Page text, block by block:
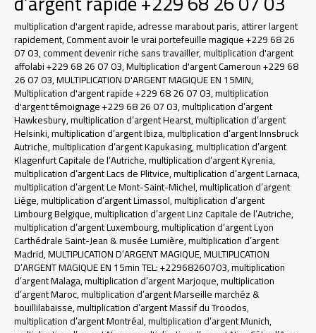
multiplication d'argent rapide,adresse marabout paris,attirer largent
rapidement,Comment avoir le vrai portefeuille magique +229 68 26
07 03,comment devenir riche sans travailler,multiplication d'argent
affolabi +229 68 26 07 03,Multiplication d'argent Cameroun +229 68
26 07 03,MULTIPLICATION D'ARGENT MAGIQUE EN 15MIN,
Multiplication d'argent rapide +229 68 26 07 03,multiplication
d'argent témoignage +229 68 26 07 03,multiplication d’argent
Hawkesbury,multiplication d’argent Hearst,multiplication d’argent
Helsinki,multiplication d’argent Ibiza,multiplication d’argent Innsbruck
Autriche,multiplication d’argent Kapukasing,multiplication d’argent
Klagenfurt Capitale de l’Autriche,multiplication d’argent Kyrenia,
multiplication d’argent Lacs de Plitvice,multiplication d’argent Larnaca,
multiplication d’argent Le Mont-Saint-Michel,multiplication d’argent
Liège,multiplication d’argent Limassol,multiplication d’argent
Limbourg Belgique,multiplication d’argent Linz Capitale de l’Autriche,
multiplication d’argent Luxembourg,multiplication d’argent Lyon
Carthédrale Saint-Jean & musée Lumière,multiplication d’argent
Madrid,MULTIPLICATION D’ARGENT MAGIQUE,MULTIPLICATION
D’ARGENT MAGIQUE EN 15min TEL: +22968260703,multiplication
d’argent Malaga,multiplication d’argent Marjoque,multiplication
d’argent Maroc,multiplication d’argent Marseille marchéz &
bouillilabaisse,multiplication d’argent Massif du Troodos,
multiplication d’argent Montréal,multiplication d’argent Munich,